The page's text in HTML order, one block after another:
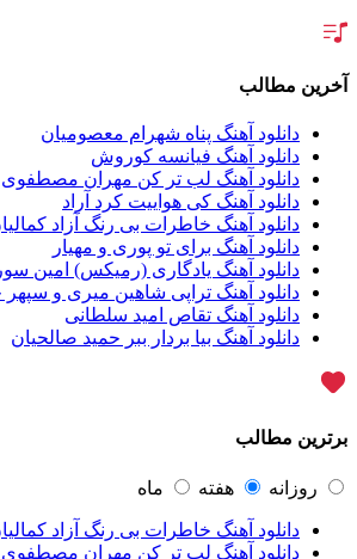
فریدون آسرایی
محسن ابراهیم زاده
سامان جلیلی54
حجت اشرف زاده54
پازل بند54
بهنام علمشاهی54
امید جهان52
علی عبدالمالکی50
احسان خواجه امیری50
محمد علیزاده50
محسن یاحقی46
علیرضا قربانی45
ماکان بند45
عماد طالب زاده
مسعود صادقلو42
مهدی جهانی39
آخرین مطالب
دانلود آهنگ پناه شهرام معصومیان
دانلود آهنگ فیانسه کوروش
دانلود آهنگ لب تر کن مهران مصطفوی
دانلود آهنگ کی هواییت کرد آراد
دانلود آهنگ خاطرات بی رنگ آزاد
دانلود آهنگ برای تو پوری و مهیار
دانلود آهنگ یادگاری (رمیکس) امین
دانلود آهنگ تراپی شاهین میری و
دانلود آهنگ تقاص امید سلطانی
دانلود آهنگ بیا بردار ببر حمید صالحیان
برترین مطالب
روزانه هفته ماه
دانلود آهنگ خاطرات بی رنگ آزاد
دانلود آهنگ لب تر کن مهران مصطفوی